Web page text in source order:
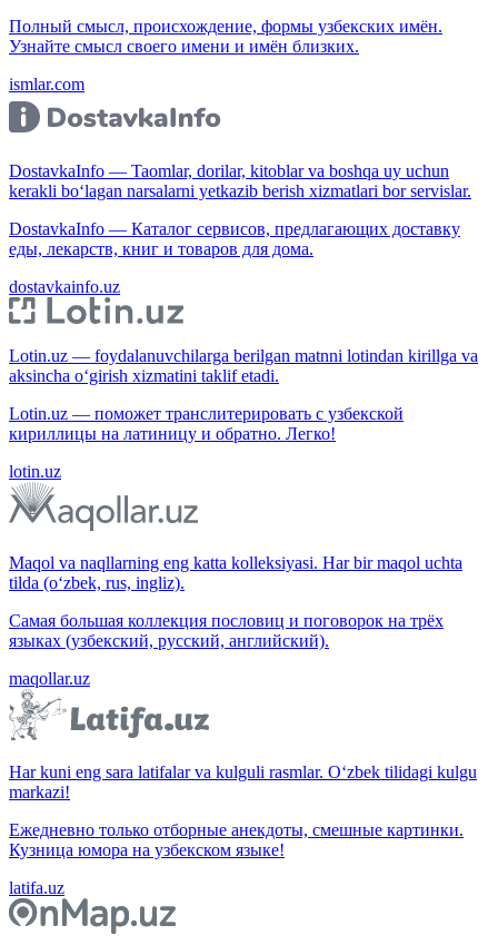
Полный смысл, происхождение, формы узбекских имён.
Узнайте смысл своего имени и имён близких.
ismlar.com
DostavkaInfo — Taomlar, dorilar, kitoblar va boshqa uy uchun
kerakli bo‘lagan narsalarni yetkazib berish xizmatlari bor servislar.
DostavkaInfo — Каталог сервисов, предлагающих доставку
еды, лекарств, книг и товаров для дома.
dostavkainfo.uz
Lotin.uz — foydalanuvchilarga berilgan matnni lotindan kirillga va
aksincha o‘girish xizmatini taklif etadi.
Lotin.uz — поможет транслитерировать с узбекской
кириллицы на латиницу и обратно. Легко!
lotin.uz
Maqol va naqllarning eng katta kolleksiyasi. Har bir maqol uchta
tilda (o‘zbek, rus, ingliz).
Самая большая коллекция пословиц и поговорок на трёх
языках (узбекский, русский, английский).
maqollar.uz
Har kuni eng sara latifalar va kulguli rasmlar. O‘zbek tilidagi kulgu
markazi!
Ежедневно только отборные анекдоты, смешные картинки.
Кузница юмора на узбекском языке!
latifa.uz